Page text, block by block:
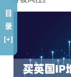
目
录
[+]